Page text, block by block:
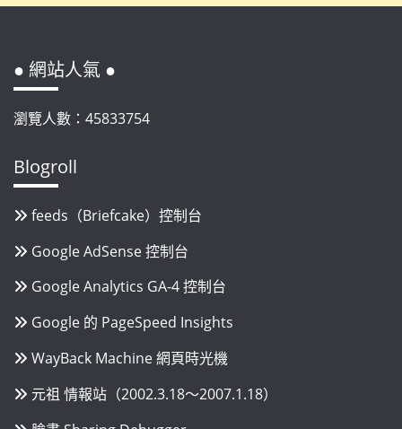
● 網站人氣 ●
瀏覽人數：45833754
Blogroll
feeds（Briefcake）控制台
Google AdSense 控制台
Google Analytics GA-4 控制台
Google 的 PageSpeed Insights
WayBack Machine 網頁時光機
元祖 情報站（2002.3.18～2007.1.18）